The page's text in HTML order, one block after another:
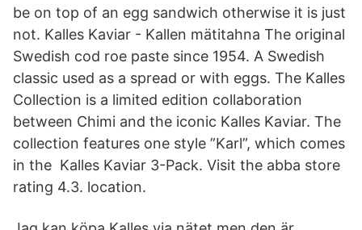
be on top of an egg sandwich otherwise it is just
not. Kalles Kaviar - Kallen mätitahna The original
Swedish cod roe paste since 1954. A Swedish
classic used as a spread or with eggs. The Kalles
Collection is a limited edition collaboration
between Chimi and the iconic Kalles Kaviar. The
collection features one style ”Karl”, which comes
in the Kalles Kaviar 3-Pack. Visit the abba store
rating 4.3. location.